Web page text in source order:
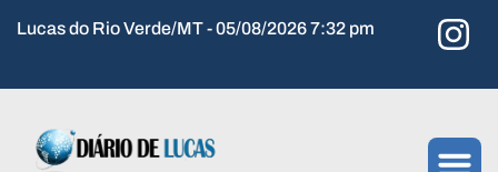
Lucas do Rio Verde/MT - 05/08/2026 7:32 pm